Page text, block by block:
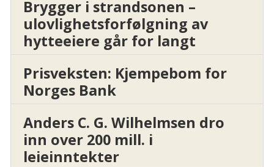
Brygger i strandsonen –
ulovlighetsforfølgning av
hytteeiere går for langt
Prisveksten: Kjempebom for
Norges Bank
Anders C. G. Wilhelmsen dro
inn over 200 mill. i
leieinntekter